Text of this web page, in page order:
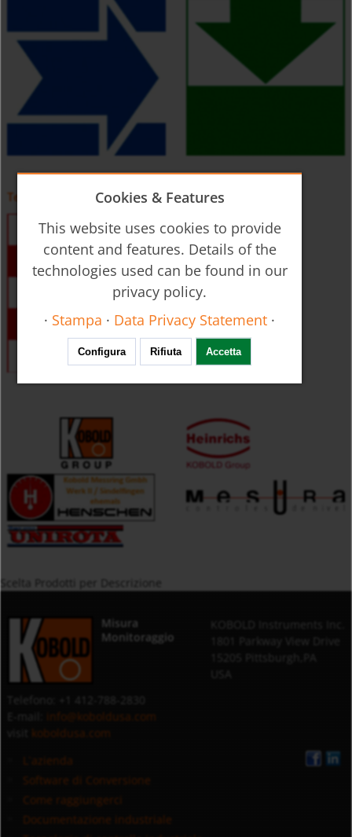
Temperatura
Misura
Monitoraggio
info@koboldusa.com
koboldusa.com
L`azienda
Software di Conversione
Come raggiungerci
Documentazione industriale
Cookies & Features
This website uses cookies to provide
content and features. Details of the
technologies used can be found in our
privacy policy.
· Stampa · Data Privacy Statement ·
Configura Rifiuta Accetta